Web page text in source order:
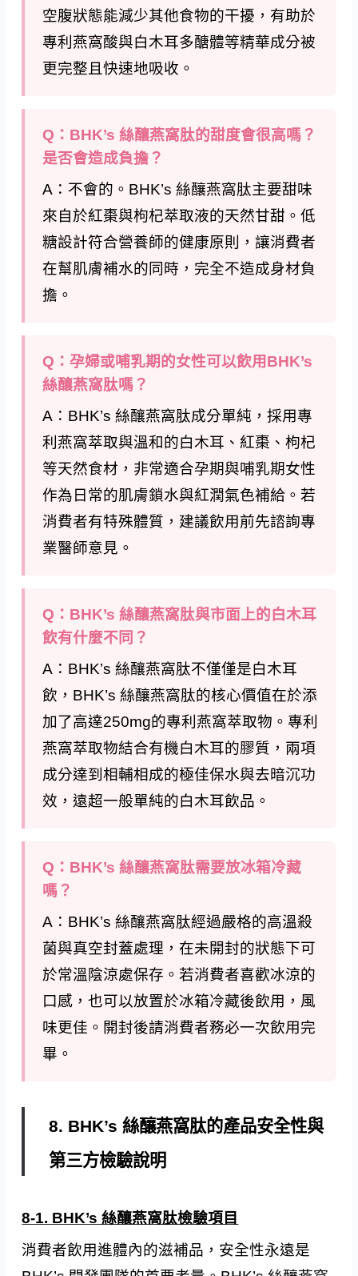
空腹狀態能減少其他食物的干擾，有助於
專利燕窩酸與白木耳多醣體等精華成分被
更完整且快速地吸收。
Q：BHK’s 絲釀燕窩肽的甜度會很高嗎？
是否會造成負擔？
A：不會的。BHK’s 絲釀燕窩肽主要甜味
來自於紅棗與枸杞萃取液的天然甘甜。低
糖設計符合營養師的健康原則，讓消費者
在幫肌膚補水的同時，完全不造成身材負
擔。
Q：孕婦或哺乳期的女性可以飲用BHK’s
絲釀燕窩肽嗎？
A：BHK’s 絲釀燕窩肽成分單純，採用專
利燕窩萃取與溫和的白木耳、紅棗、枸杞
等天然食材，非常適合孕期與哺乳期女性
作為日常的肌膚鎖水與紅潤氣色補給。若
消費者有特殊體質，建議飲用前先諮詢專
業醫師意見。
Q：BHK’s 絲釀燕窩肽與市面上的白木耳
飲有什麼不同？
A：BHK’s 絲釀燕窩肽不僅僅是白木耳
飲，BHK’s 絲釀燕窩肽的核心價值在於添
加了高達250mg的專利燕窩萃取物。專利
燕窩萃取物結合有機白木耳的膠質，兩項
成分達到相輔相成的極佳保水與去暗沉功
效，遠超一般單純的白木耳飲品。
Q：BHK’s 絲釀燕窩肽需要放冰箱冷藏
嗎？
A：BHK’s 絲釀燕窩肽經過嚴格的高溫殺
菌與真空封蓋處理，在未開封的狀態下可
於常溫陰涼處保存。若消費者喜歡冰涼的
口感，也可以放置於冰箱冷藏後飲用，風
味更佳。開封後請消費者務必一次飲用完
畢。
8. BHK’s 絲釀燕窩肽的產品安全性與
第三方檢驗說明
8-1. BHK’s 絲釀燕窩肽檢驗項目
消費者飲用進體內的滋補品，安全性永遠是